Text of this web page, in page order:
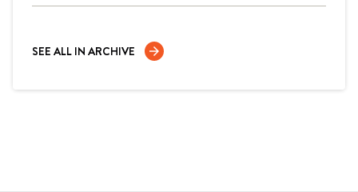
SEE ALL IN ARCHIVE arrow_forward